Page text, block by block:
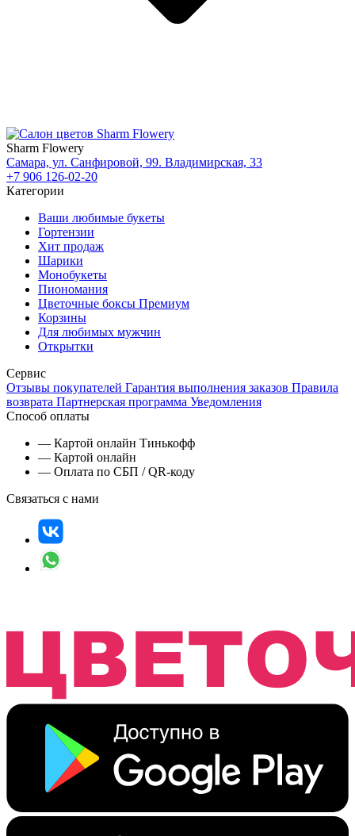
Sharm Flowery
Самара, ул. Санфировой, 99. Владимирская, 33
+7 906 126-02-20
Категории
Ваши любимые букеты
Гортензии
Хит продаж
Шарики
Монобукеты
Пиономания
Цветочные боксы Премиум
Корзины
Для любимых мужчин
Открытки
Сервис
Отзывы покупателей Гарантия выполнения заказов Правила
возврата Партнерская программа Уведомления
Способ оплаты
— Картой онлайн Тинькофф
— Картой онлайн
— Оплата по СБП / QR-коду
Связаться с нами